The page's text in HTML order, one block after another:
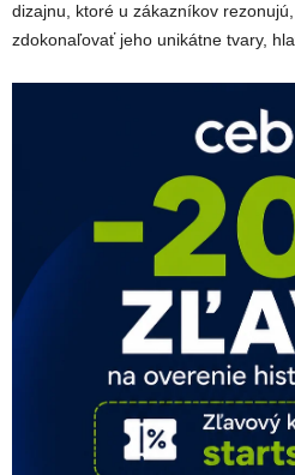
dizajnu, ktoré u zákazníkov
zdokonaľovať jeho unikátne tvary,